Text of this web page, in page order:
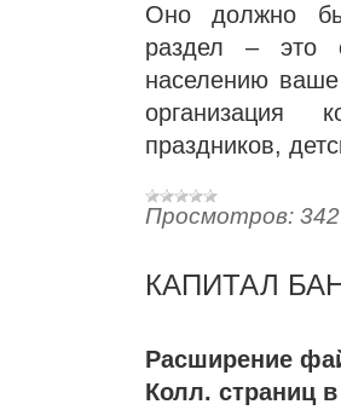
Оно должно
раздел – это
населению ваше
организация
праздников,
Просмотров: 342
КАПИТАЛ
Расширение
Колл. страниц